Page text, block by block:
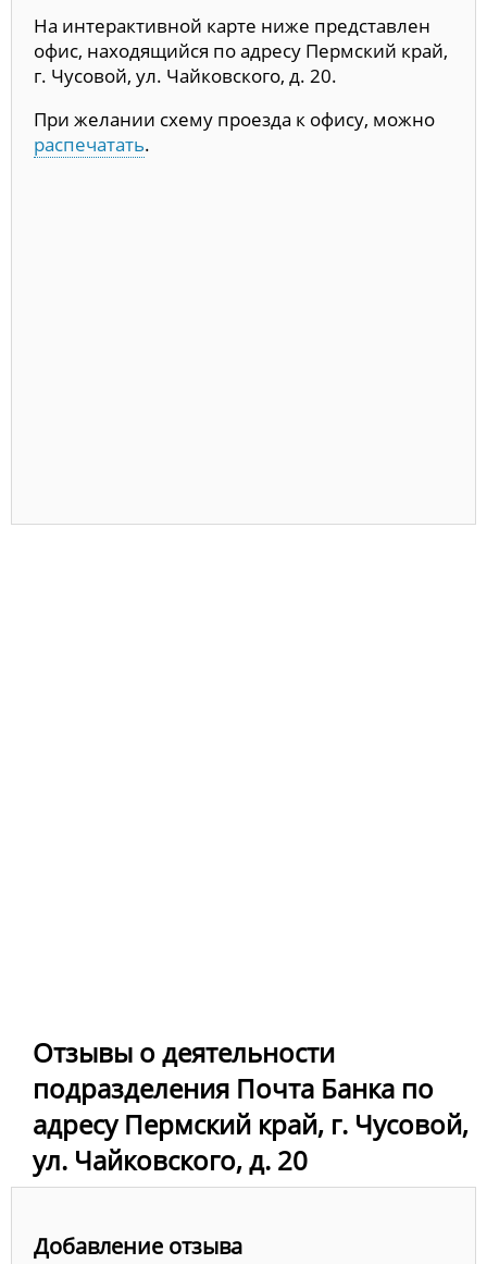
На интерактивной карте ниже представлен
офис, находящийся по адресу Пермский край,
г. Чусовой, ул. Чайковского, д. 20.
При желании схему проезда к офису, можно
распечатать.
Отзывы о деятельности
подразделения Почта Банка по
адресу Пермский край, г. Чусовой,
ул. Чайковского, д. 20
Добавление отзыва